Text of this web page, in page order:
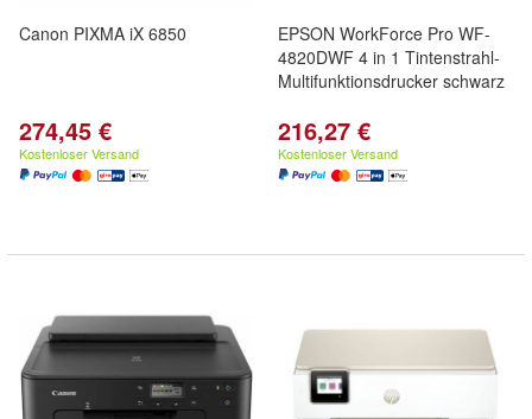
Canon PIXMA iX 6850
274,45 €
Kostenloser Versand
EPSON WorkForce Pro WF-
4820DWF 4 in 1 Tintenstrahl-
Multifunktionsdrucker schwarz
216,27 €
Kostenloser Versand